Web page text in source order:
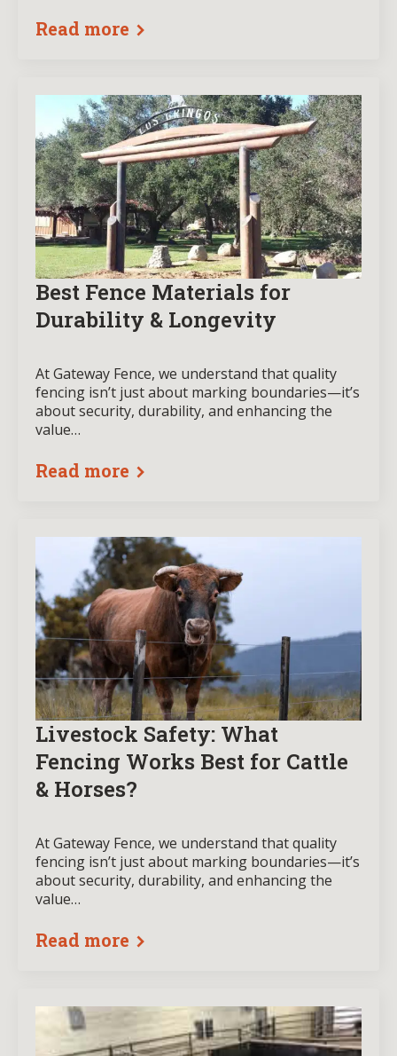
Read more
Best Fence Materials for
Durability & Longevity
At Gateway Fence, we understand that quality
fencing isn’t just about marking boundaries—it’s
about security, durability, and enhancing the
value…
Read more
Livestock Safety: What
Fencing Works Best for Cattle
& Horses?
At Gateway Fence, we understand that quality
fencing isn’t just about marking boundaries—it’s
about security, durability, and enhancing the
value…
Read more